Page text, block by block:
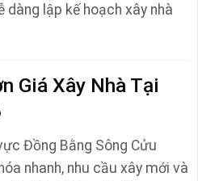
dàng lập kế hoạch xây nhà
Giá Xây Nhà Tại
Đồng Bằng Sông Cửu
nhanh, nhu cầu xây mới và